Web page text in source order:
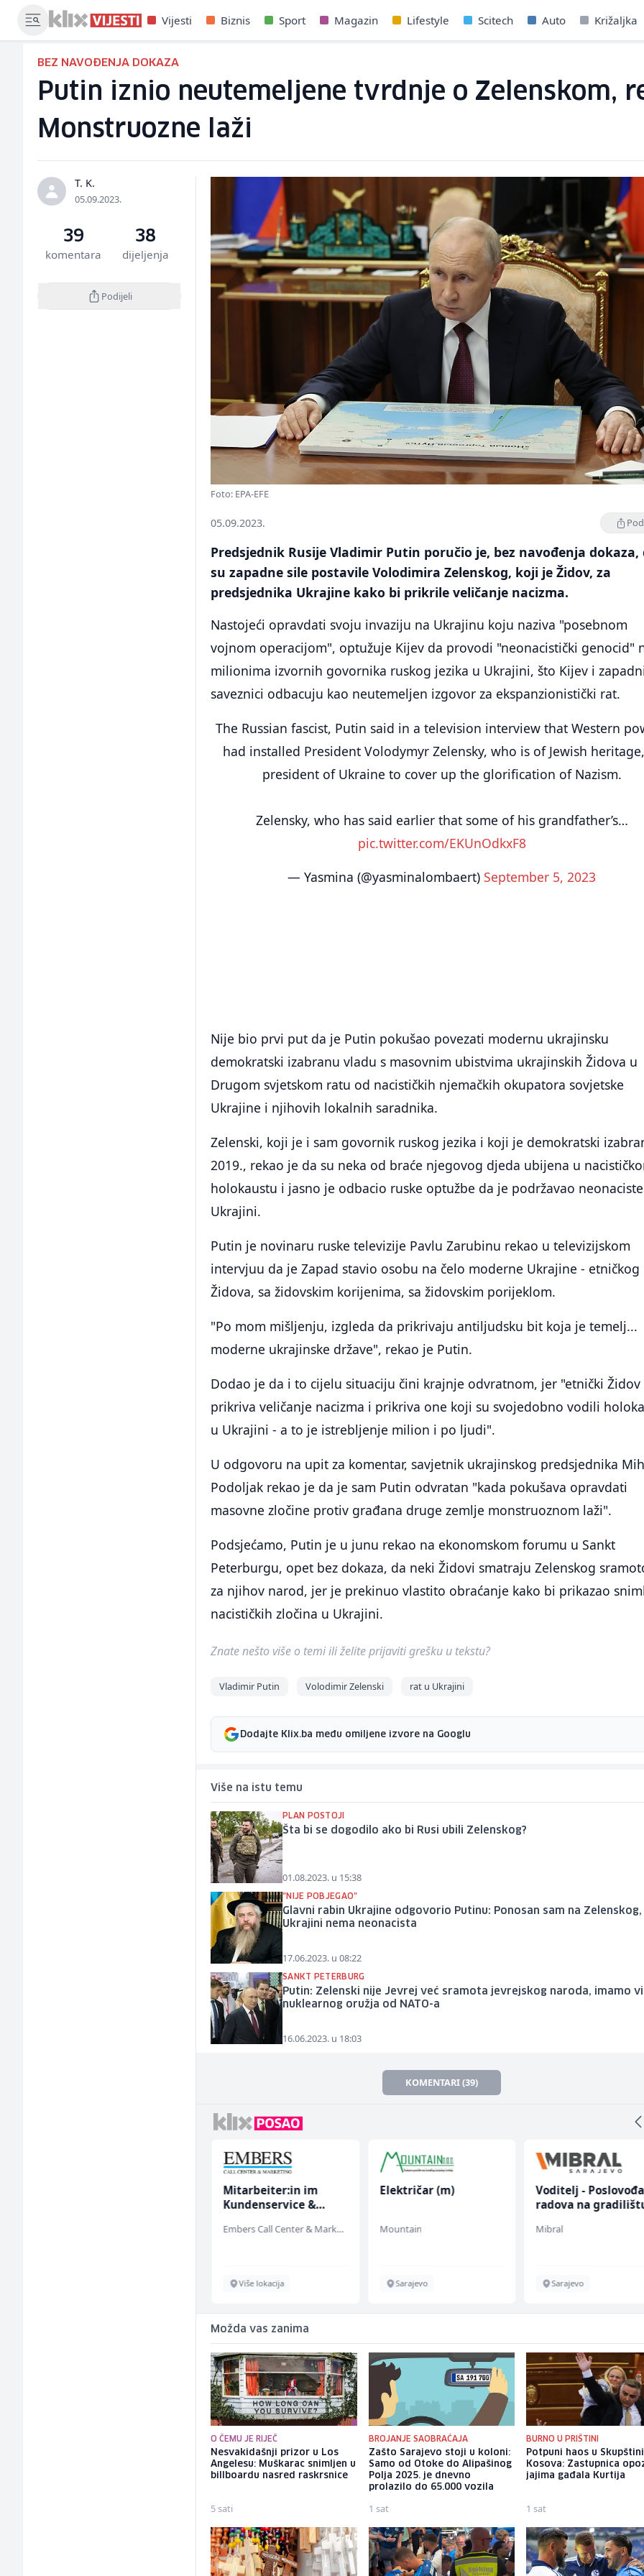
Vijesti Biznis Sport Magazin Lifestyle Scitech Auto Križaljka
BEZ NAVOĐENJA DOKAZA
Putin iznio neutemeljene tvrdnje o Zelenskom,
Monstruozne laži
T. K.
05.09.2023.
39
komentara
38
dijeljenja
Podijeli
Foto: EPA-EFE
05.09.2023.
Predsjednik Rusije Vladimir Putin poručio je, bez navođenja dokaza,
su zapadne sile postavile Volodimira Zelenskog, koji je Židov, za
predsjednika Ukrajine kako bi prikrile veličanje nacizma.
Nastojeći opravdati svoju invaziju na Ukrajinu koju naziva "posebnom
vojnom operacijom", optužuje Kijev da provodi "neonacistički genocid"
milionima izvornih govornika ruskog jezika u Ukrajini, što Kijev i
saveznici odbacuju kao neutemeljen izgovor za ekspanzionistički rat.
The Russian fascist, Putin said in a television interview that Western
had installed President Volodymyr Zelensky, who is of Jewish
president of Ukraine to cover up the glorification of Nazism.
Zelensky, who has said earlier that some of his grandfather’s…
pic.twitter.com/EKUnOdkxF8
— Yasmina (@yasminalombaert) September 5, 2023
Nije bio prvi put da je Putin pokušao povezati modernu ukrajinsku
demokratski izabranu vladu s masovnim ubistvima ukrajinskih Židova u
Drugom svjetskom ratu od nacističkih njemačkih okupatora sovjetske
Ukrajine i njihovih lokalnih saradnika.
Zelenski, koji je i sam govornik ruskog jezika i koji je demokratski
2019., rekao je da su neka od braće njegovog djeda ubijena u
holokaustu i jasno je odbacio ruske optužbe da je podržavao
Ukrajini.
Putin je novinaru ruske televizije Pavlu Zarubinu rekao u televizijskom
intervjuu da je Zapad stavio osobu na čelo moderne Ukrajine - etničkog
Židova, sa židovskim korijenima, sa židovskim porijeklom.
"Po mom mišljenju, izgleda da prikrivaju antiljudsku bit koja je temelj...
moderne ukrajinske države", rekao je Putin.
Dodao je da i to cijelu situaciju čini krajnje odvratnom, jer "etnički Židov
prikriva veličanje nacizma i prikriva one koji su svojedobno vodili
u Ukrajini - a to je istrebljenje milion i po ljudi".
U odgovoru na upit za komentar, savjetnik ukrajinskog predsjednika
Podoljak rekao je da je sam Putin odvratan "kada pokušava opravdati
masovne zločine protiv građana druge zemlje monstruoznom laži".
Podsjećamo, Putin je u junu rekao na ekonomskom forumu u Sankt
Peterburgu, opet bez dokaza, da neki Židovi smatraju Zelenskog
za njihov narod, jer je prekinuo vlastito obraćanje kako bi prikazao
nacističkih zločina u Ukrajini.
Znate nešto više o temi ili želite prijaviti grešku u tekstu?
Vladimir Putin Volodimir Zelenski rat u Ukrajini
Dodajte Klix.ba među omiljene izvore na Googlu
Više na istu temu
PLAN POSTOJI
Šta bi se dogodilo ako bi Rusi ubili Zelenskog?
01.08.2023. u 15:38
"NIJE POBJEGAO"
Glavni rabin Ukrajine odgovorio Putinu: Ponosan sam na Zelenskog,
Ukrajini nema neonacista
17.06.2023. u 08:22
SANKT PETERBURG
Putin: Zelenski nije Jevrej već sramota jevrejskog naroda, imamo
nuklearnog oružja od NATO-a
16.06.2023. u 18:03
KOMENTARI (39)
Mitarbeiter:in im
Kundenservice &
Embers Call Center & Marketing
Više lokacija
Električar (m)
Mountain
Sarajevo
Voditelj - Poslovođa
radova na
Mibral
Sarajevo
Možda vas zanima
O ČEMU JE RIJEČ
Nesvakidašnji prizor u Los
Angelesu: Muškarac snimljen u
billboardu nasred raskrsnice
5 sati
BROJANJE SAOBRAĆAJA
Zašto Sarajevo stoji u koloni:
Samo od Otoke do Alipašinog
Polja 2025. je dnevno
prolazilo do 65.000 vozila
1 sat
BURNO U PRIŠTINI
Potpuni haos u Skupštini
Kosova: Zastupnica
jajima gađala Kurtija
1 sat